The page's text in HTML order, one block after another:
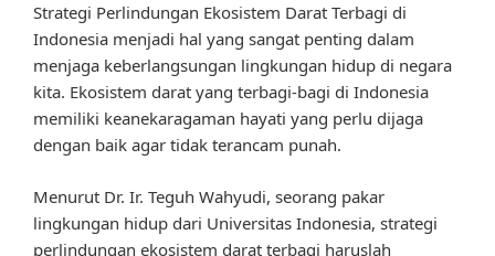
Strategi Perlindungan Ekosistem Darat Terbagi di
Indonesia menjadi hal yang sangat penting dalam
menjaga keberlangsungan lingkungan hidup di negara
kita. Ekosistem darat yang terbagi-bagi di Indonesia
memiliki keanekaragaman hayati yang perlu dijaga
dengan baik agar tidak terancam punah.
Menurut Dr. Ir. Teguh Wahyudi, seorang pakar
lingkungan hidup dari Universitas Indonesia, strategi
perlindungan ekosistem darat terbagi haruslah